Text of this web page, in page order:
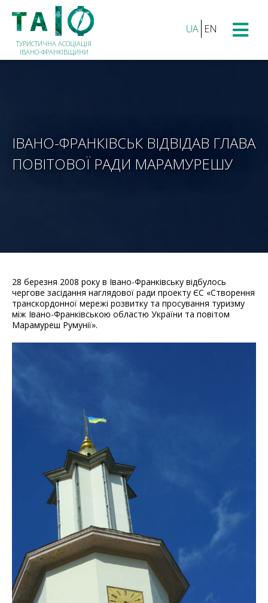
ТУРИСТИЧНА АСОЦІАЦІЯ
ІВАНО-ФРАНКІВЩИНИ
UA EN
ІВАНО-ФРАНКІВСЬК ВІДВІДАВ ГЛАВА
ПОВІТОВОЇ РАДИ МАРАМУРЕШУ
28 березня 2008 року в Івано-Франківську відбулось
чергове засідання наглядової ради проекту ЄС «Створення
транскордонної мережі розвитку та просування туризму
між Івано-Франківською областю України та повітом
Марамуреш Румунії».